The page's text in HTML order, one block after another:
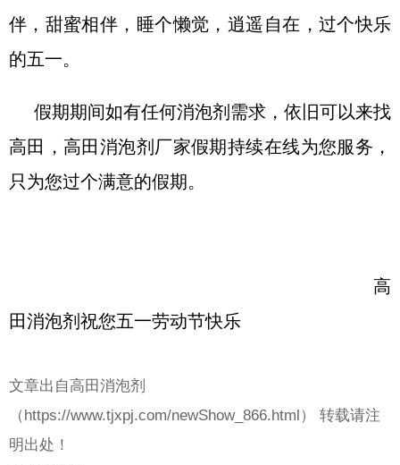
伴，甜蜜相伴，睡个懒觉，逍遥自在 ， 过个快乐
的五一。
假期期间如有任何消泡剂需求，依旧可以来找
高田，高田消泡剂厂家假期持续在线为您服务，
只为您过个满意的假期。
高
田消泡剂 祝您五一劳动节快乐
文章出自高田消泡剂
（https://www.tjxpj.com/newShow_866.html） 转载请注
明出处！